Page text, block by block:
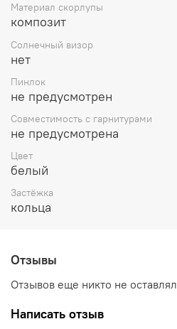
Материал скорлупы
композит
Солнечный визор
нет
Пинлок
не предусмотрен
Совместимость с гарнитурами
не предусмотрена
Цвет
белый
Застёжка
кольца
Отзывы
Отзывов еще никто не оставлял
Написать отзыв